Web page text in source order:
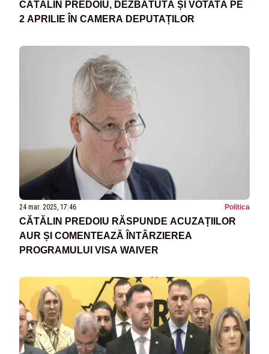
CĂTĂLIN PREDOIU, DEZBĂTUTĂ ȘI VOTATĂ PE
2 APRILIE ÎN CAMERA DEPUTAȚILOR
24 mar. 2025, 17:46 Politica
CĂTĂLIN PREDOIU RĂSPUNDE ACUZAȚIILOR
AUR ȘI COMENTEAZĂ ÎNTÂRZIEREA
PROGRAMULUI VISA WAIVER